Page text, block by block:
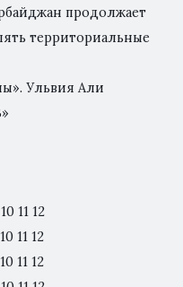
продолжает
территориальные
Ульвия Али
10 11 12
10 11 12
10 11 12